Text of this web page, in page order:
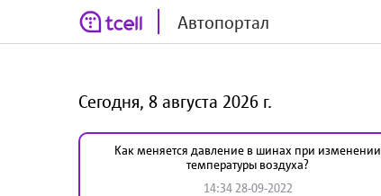
Автопортал
Сегодня, 8 августа 2026 г.
Как меняется давление в шинах при изменении
температуры воздуха?
14:34 28-09-2022